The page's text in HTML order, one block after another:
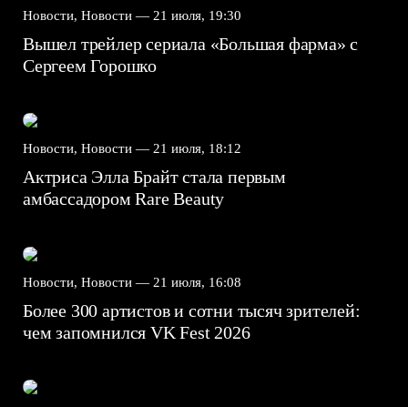
Новости, Новости — 21 июля, 19:30
Вышел трейлер сериала «Большая фарма» с
Сергеем Горошко
Новости, Новости — 21 июля, 18:12
Актриса Элла Брайт стала первым
амбассадором Rare Beauty
Новости, Новости — 21 июля, 16:08
Более 300 артистов и сотни тысяч зрителей:
чем запомнился VK Fest 2026